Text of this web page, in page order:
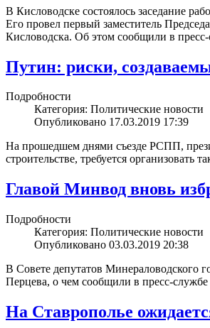
В Кисловодске состоялось заседание
Его провел первый заместитель
Кисловодска. Об этом сообщили в
Путин: риски,
Подробности
Категория: Политические новости
Опубликовано 17.03.2019 17:39
На прошедшем днями съезде РСПП,
строительстве, требуется организовать
Главой Минвод вновь
Подробности
Категория: Политические новости
Опубликовано 03.03.2019 20:38
В Совете депутатов Минераловодского
Перцева, о чем сообщили в пресс-
На Ставрополье